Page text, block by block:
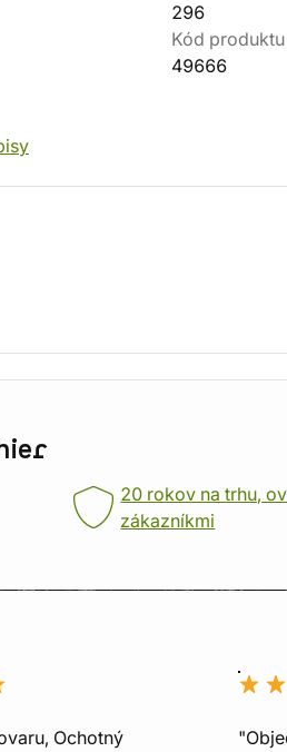
296
Kód produktu
49666
20 rokov na trhu,
zákazníkmi
Ochotný